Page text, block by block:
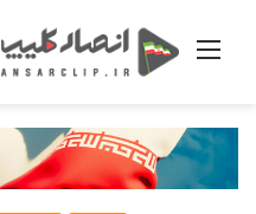
منو